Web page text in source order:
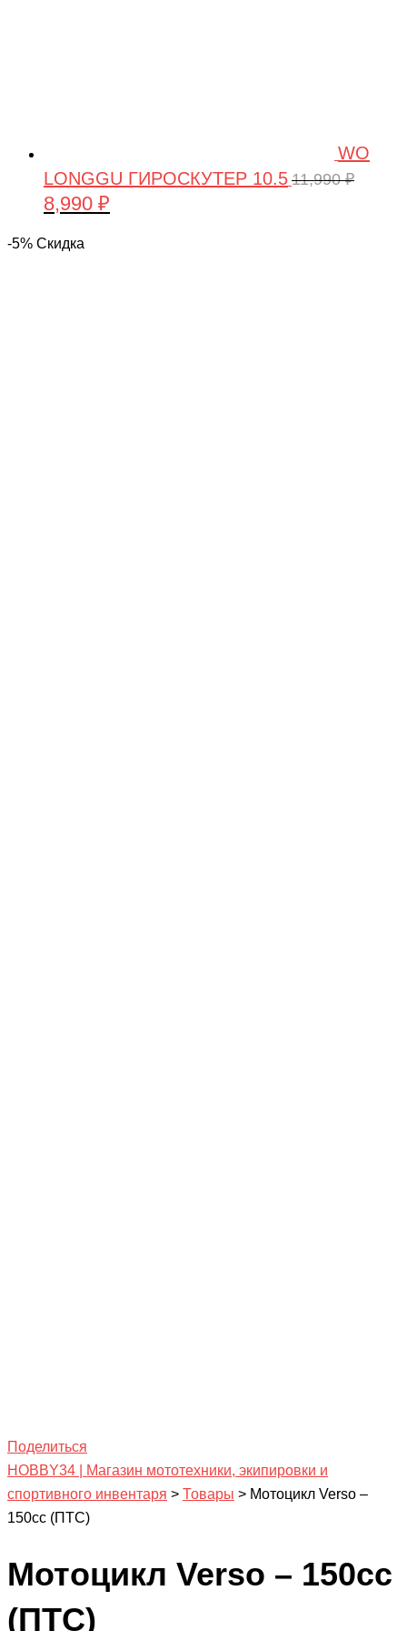
WO
LONGGU ГИРОСКУТЕР 10.5 11,990₽
Первоначальная
составляла
8,990 ₽
-5% Скидка
Поделиться
HOBBY34 | Магазин мототехники, экипировки и
спортивного инвентаря > Товары > Мотоцикл Verso –
150сс (ПТС)
Мотоцикл Verso – 150сс
(ПТС)